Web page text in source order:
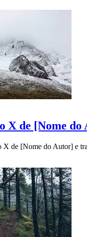
X de [Nome do
X de [Nome do Autor] e